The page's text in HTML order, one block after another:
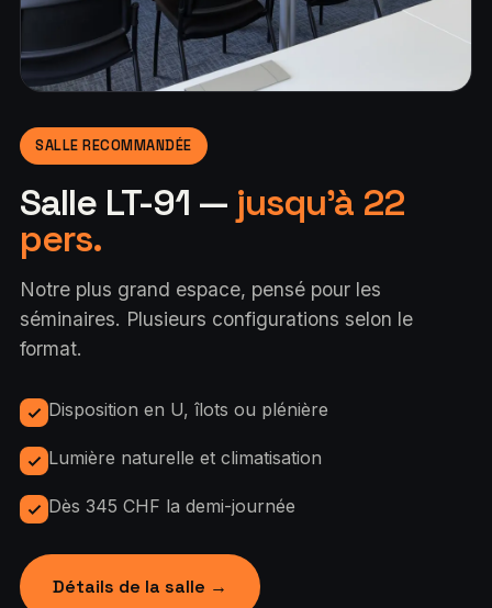
SALLE RECOMMANDÉE
Salle LT-91 — jusqu'à 22
pers.
Notre plus grand espace, pensé pour les
séminaires. Plusieurs configurations selon le
format.
Disposition en U, îlots ou plénière
Lumière naturelle et climatisation
Dès 345 CHF la demi-journée
Détails de la salle →